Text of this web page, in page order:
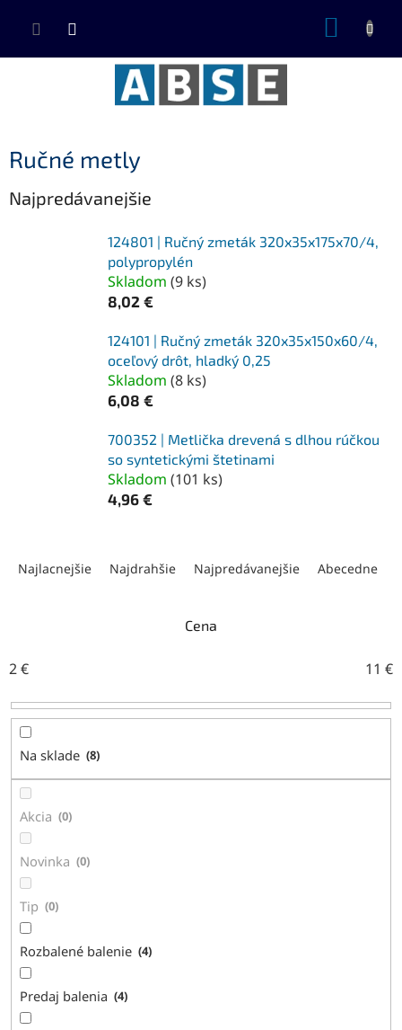
Ručné metly
Najpredávanejšie
124801 | Ručný zmeták 320x35x175x70/4,
polypropylén
Skladom (9 ks)
8,02 €
124101 | Ručný zmeták 320x35x150x60/4,
oceľový drôt, hladký 0,25
Skladom (8 ks)
6,08 €
700352 | Metlička drevená s dlhou rúčkou
so syntetickými štetinami
Skladom (101 ks)
4,96 €
e
r
o
k
Najlacnejšie Najdrahšie Najpredávanejšie Abecedne
Cena
2€ 11 €
Na sklade 8
Akcia 0
Novinka 0
Tip 0
Rozbalené balenie 4
Predaj balenia 4